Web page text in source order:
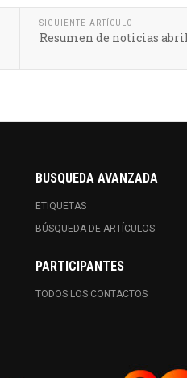
SIGUIENTE ARTÍCULO
Resumen de noticias
BUSQUEDA AVANZADA
ETIQUETAS
BÚSQUEDA DE ARTÍCULOS
PARTICIPANTES
TODOS LOS CONTACTOS